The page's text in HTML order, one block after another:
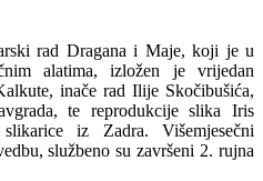
rad Dragana i Maje, koji je u
alatima, izložen je vrijedan
inače rad Ilije Skočibušića,
te reprodukcije slika Iris
iz Zadra. Višemjesečni
službeno su završeni 2. rujna